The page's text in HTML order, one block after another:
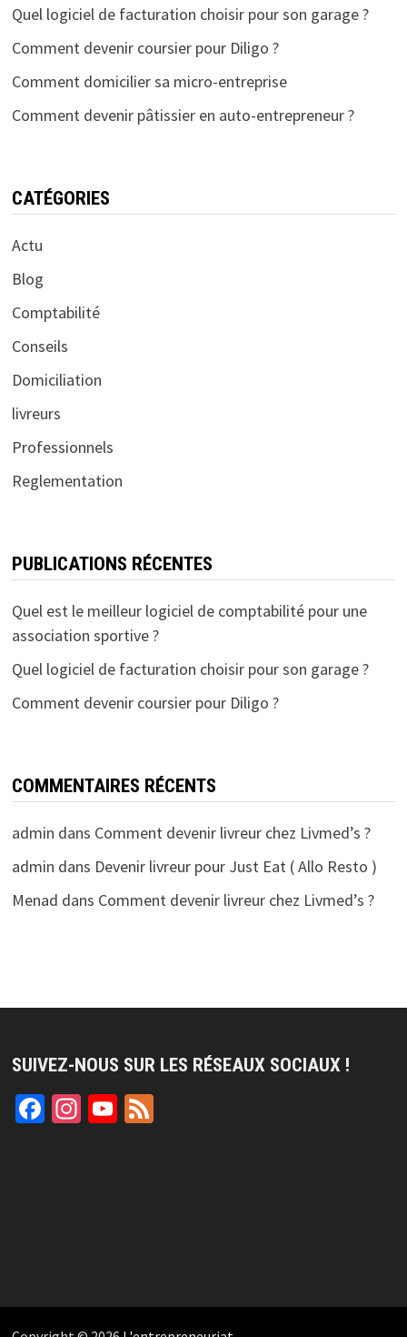
Quel logiciel de facturation choisir pour son garage ?
Comment devenir coursier pour Diligo ?
Comment domicilier sa micro-entreprise
Comment devenir pâtissier en auto-entrepreneur ?
CATÉGORIES
Actu
Blog
Comptabilité
Conseils
Domiciliation
livreurs
Professionnels
Reglementation
PUBLICATIONS RÉCENTES
Quel est le meilleur logiciel de comptabilité pour une
association sportive ?
Quel logiciel de facturation choisir pour son garage ?
Comment devenir coursier pour Diligo ?
COMMENTAIRES RÉCENTS
admin dans Comment devenir livreur chez Livmed’s ?
admin dans Devenir livreur pour Just Eat ( Allo Resto )
Menad dans Comment devenir livreur chez Livmed’s ?
SUIVEZ-NOUS SUR LES RÉSEAUX SOCIAUX !
Facebook
Instagram
YouTube
Feed